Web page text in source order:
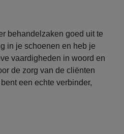
behandelzaken goed uit te
in je schoenen en heb je
vaardigheden in woord en
de zorg van de cliënten
een echte verbinder,